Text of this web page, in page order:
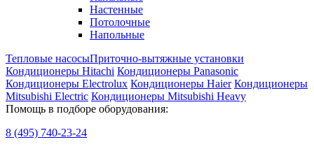
Настенные
Потолочные
Напольные
Тепловые насосыПриточно-вытяжные установки
Кондиционеры Hitachi Кондиционеры Panasonic
Кондиционеры Electrolux Кондиционеры Haier Кондиционеры
Mitsubishi Electric Кондиционеры Mitsubishi Heavy
Помощь в подборе оборудования:
8 (495) 740-23-24